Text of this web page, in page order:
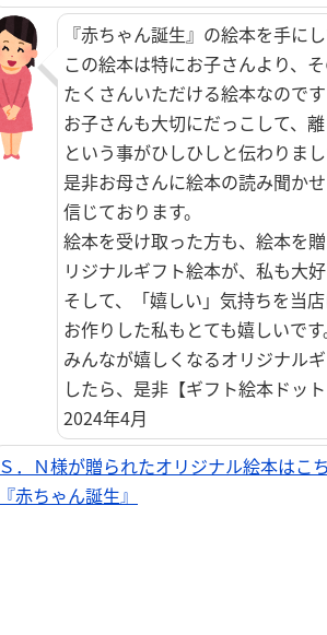
『赤ちゃん誕生』の絵本を手に
この絵本は特にお子さんより、
たくさんいただける絵本なのです
お子さんも大切にだっこして、
という事がひしひしと伝わりまし
是非お母さんに絵本の読み聞か
信じております。
絵本を受け取った方も、絵本を
リジナルギフト絵本が、私も大
そして、「嬉しい」気持ちを当
お作りした私もとても嬉しいです
みんなが嬉しくなるオリジナル
したら、是非【ギフト絵本ドッ
2024年4月
Ｓ．Ｎ様が贈られたオリジナル絵本はこ
『赤ちゃん誕生』